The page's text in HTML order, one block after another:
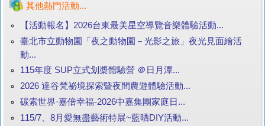
其他熱門活動...
【活動報名】2026台東最美星空導覽音樂體驗活動...
臺北市立動物園「夜之動物園－光影之旅」夜光見面繪活
動...
115年度 SUP立式划槳體驗營 ＠日月潭...
2026 達谷梵祕境探索暨夜間農遊體驗活動...
碳索世界·嘉倍幸福-2026中嘉集團家庭日...
115/7、8月愛無盡藝術特展~藍晒DIY活動...